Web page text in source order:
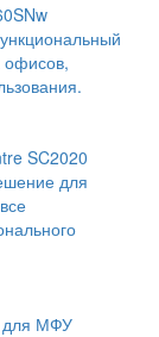
офисов,
SC2020
для
для МФУ